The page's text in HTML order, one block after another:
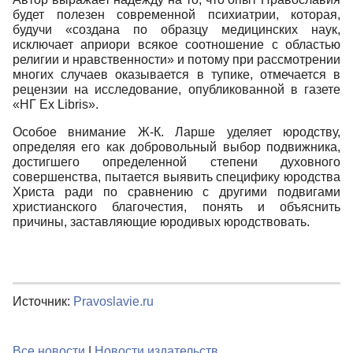
будет полезен современной психиатрии, которая,
будучи «создана по образцу медицинских наук,
исключает априори всякое соотношение с областью
религии и нравственности» и потому при рассмотрении
многих случаев оказывается в тупике, отмечается в
рецензии на исследование, опубликованной в газете
«НГ Ex Libris».
Особое внимание Ж-К. Ларше уделяет юродству,
определяя его как добровольный выбор подвижника,
достигшего определенной степени духовного
совершенства, пытается выявить специфику юродства
Христа ради по сравнению с другими подвигами
христианского благочестия, понять и объяснить
причины, заставляющие юродивых юродствовать.
Источник: Pravoslavie.ru